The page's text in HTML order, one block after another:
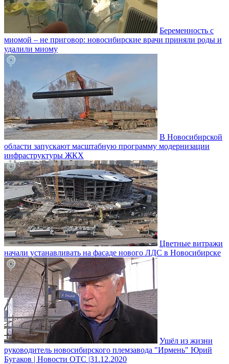
Беременность с
миомой – не приговор: новосибирские врачи приняли роды и
удалили миому
В Новосибирской
области запускают масштабную программу модернизации
инфраструктуры ЖКХ
Цветные витражи
начали устанавливать на фасаде нового ЛДС в Новосибирске
Ушёл из жизни
руководитель новосибирского племзавода "Ирмень" Юрий
Бугаков | Новости ОТС |31.12.2020